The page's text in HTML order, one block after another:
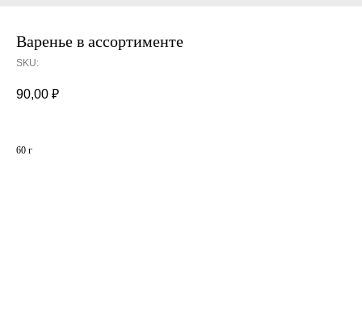
Варенье в ассортименте
SKU:
90,00 ₽
60 г